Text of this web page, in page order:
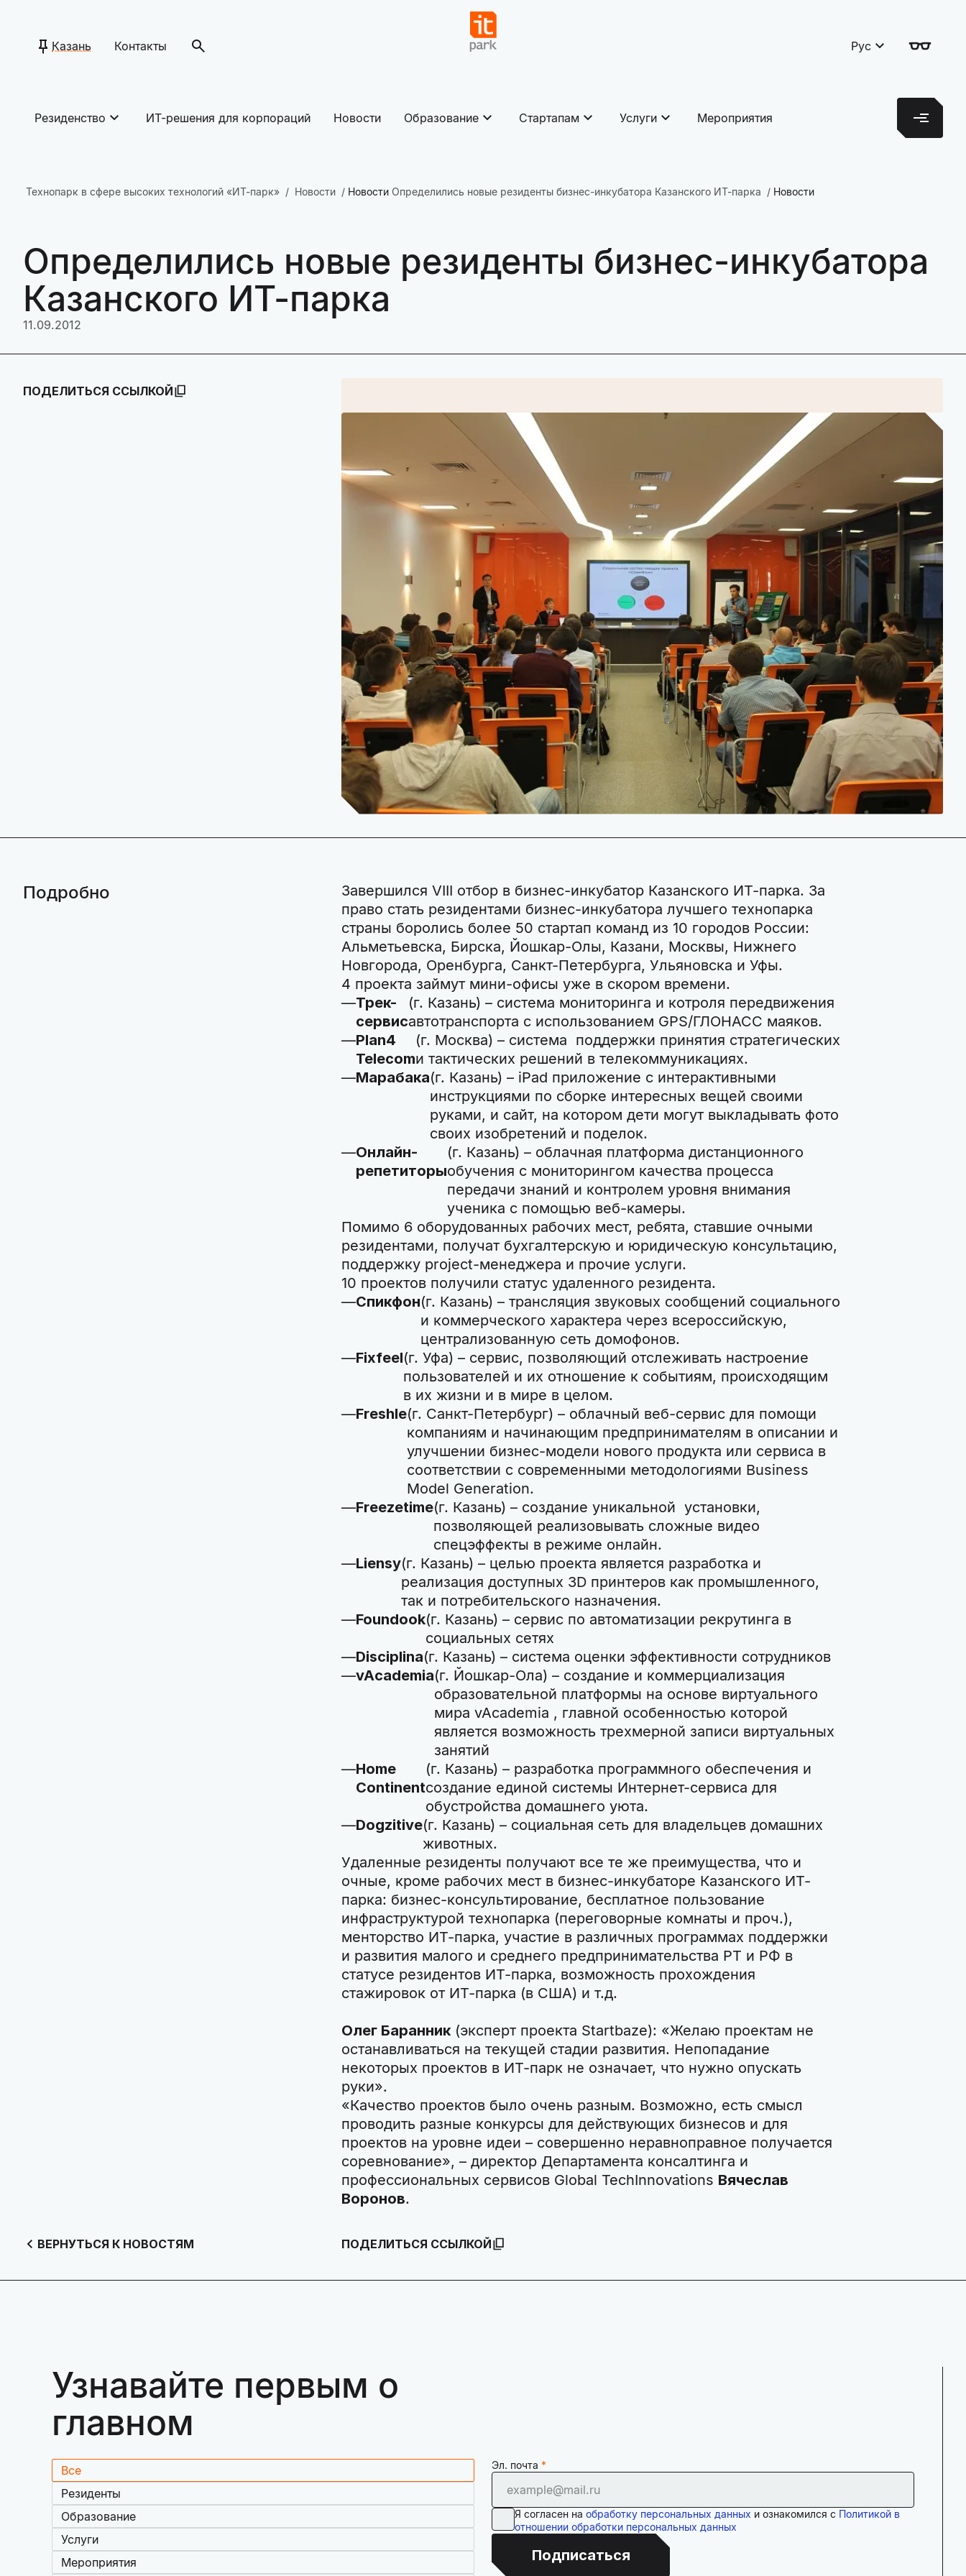
Казань Контакты Рус
Резиденство ИТ-решения для корпораций Новости Образование Стартапам Услуги Мероприятия
Технопарк в сфере высоких технологий «ИТ-парк» Новости Новости Определились новые резиденты бизнес-инкубатора Казанского ИТ-парка Новости
Определились новые резиденты бизнес-инкубатора
Казанского ИТ-парка
11.09.2012
ПОДЕЛИТЬСЯ ССЫЛКОЙ
Подробно
Завершился VIII отбор в бизнес-инкубатор Казанского ИТ-парка. За
право стать резидентами бизнес-инкубатора лучшего технопарка
страны боролись более 50 стартап команд из 10 городов России:
Альметьевска, Бирска, Йошкар-Олы, Казани, Москвы, Нижнего
Новгорода, Оренбурга, Санкт-Петербурга, Ульяновска и Уфы.
4 проекта займут мини-офисы уже в скором времени.
Трек-
сервис
(г. Казань) – система мониторинга и котроля передвижения
автотранспорта с использованием GPS/ГЛОНАСС маяков.
Plan4
Telecom
(г. Москва) – система поддержки принятия стратегических
и тактических решений в телекоммуникациях.
Марабака(г. Казань) – iPad приложение с интерактивными
инструкциями по сборке интересных вещей своими
руками, и сайт, на котором дети могут выкладывать фото
своих изобретений и поделок.
Онлайн-
репетиторы
(г. Казань) – облачная платформа дистанционного
обучения с мониторингом качества процесса
передачи знаний и контролем уровня внимания
ученика с помощью веб-камеры.
Помимо 6 оборудованных рабочих мест, ребята, ставшие очными
резидентами, получат бухгалтерскую и юридическую консультацию,
поддержку project-менеджера и прочие услуги.
10 проектов получили статус удаленного резидента.
Спикфон(г. Казань) – трансляция звуковых сообщений социального
и коммерческого характера через всероссийскую,
централизованную сеть домофонов.
Fixfeel(г. Уфа) – сервис, позволяющий отслеживать настроение
пользователей и их отношение к событиям, происходящим
в их жизни и в мире в целом.
Freshle(г. Санкт-Петербург) – облачный веб-сервис для помощи
компаниям и начинающим предпринимателям в описании и
улучшении бизнес-модели нового продукта или сервиса в
соответствии с современными методологиями Business
Model Generation.
Freezetime(г. Казань) – создание уникальной установки,
позволяющей реализовывать сложные видео
спецэффекты в режиме онлайн.
Liensy(г. Казань) – целью проекта является разработка и
реализация доступных 3D принтеров как промышленного,
так и потребительского назначения.
Foundook(г. Казань) – сервис по автоматизации рекрутинга в
социальных сетях
Disciplina(г. Казань) – система оценки эффективности сотрудников
vAcademia(г. Йошкар-Ола) – создание и коммерциализация
образовательной платформы на основе виртуального
мира vAcademia , главной особенностью которой
является возможность трехмерной записи виртуальных
занятий
Home
Continent
(г. Казань) – разработка программного обеспечения и
создание единой системы Интернет-сервиса для
обустройства домашнего уюта.
Dogzitive(г. Казань) – социальная сеть для владельцев домашних
животных.
Удаленные резиденты получают все те же преимущества, что и
очные, кроме рабочих мест в бизнес-инкубаторе Казанского ИТ-
парка: бизнес-консультирование, бесплатное пользование
инфраструктурой технопарка (переговорные комнаты и проч.),
менторство ИТ-парка, участие в различных программах поддержки
и развития малого и среднего предпринимательства РТ и РФ в
статусе резидентов ИТ-парка, возможность прохождения
стажировок от ИТ-парка (в США) и т.д.
Олег Баранник(эксперт проекта Startbaze): «Желаю проектам не
останавливаться на текущей стадии развития. Непопадание
некоторых проектов в ИТ-парк не означает, что нужно опускать
руки».
«Качество проектов было очень разным. Возможно, есть смысл
проводить разные конкурсы для действующих бизнесов и для
проектов на уровне идеи – совершенно неравноправное получается
соревнование», – директор Департамента консалтинга и
профессиональных сервисов Global TechInnovations Вячеслав
Воронов.
ВЕРНУТЬСЯ К НОВОСТЯМ ПОДЕЛИТЬСЯ ССЫЛКОЙ
Узнавайте первым о
главном
Все
Резиденты
Образование
Услуги
Мероприятия
Эл. почта
Я согласен на обработку персональных данных и ознакомился с Политикой в
отношении обработки персональных данных
Подписаться